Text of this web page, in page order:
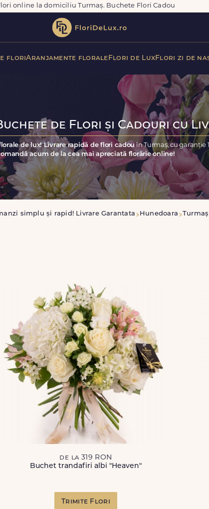
online la domiciliu Turmaș. Buchete Flori Cadou
floriAranjamente florale Flori de LuxFlori zi de
de Flori și Cadouri cu
de lux! Livrare rapidă de flori cadou în Turmaș, cu garanție
acum de la cea mai apreciată florărie online!
simplu și rapid! Livrare Garantata Hunedoara Turmaș
de la 319 RON
Buchet trandafiri albi "Heaven"
Trimite Flori